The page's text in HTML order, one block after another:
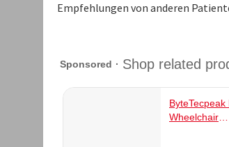
Empfehlungen von anderen